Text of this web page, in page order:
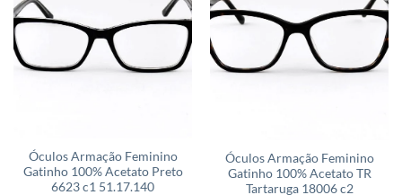
Óculos Armação Feminino
Gatinho 100% Acetato Preto
6623 c1 51.17.140
Óculos Armação Feminino
Gatinho 100% Acetato TR
Tartaruga 18006 c2